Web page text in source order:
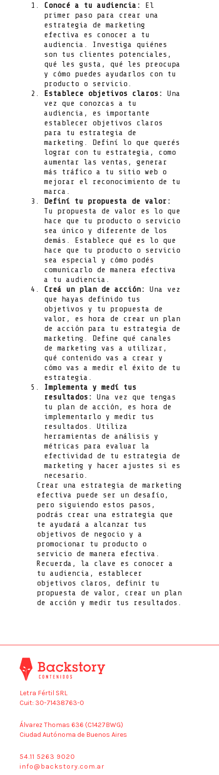
Conocé a tu audiencia:
El
primer paso para crear una
estrategia de marketing
efectiva es conocer a tu
audiencia. Investiga quiénes
son tus clientes potenciales,
qué les gusta, qué les preocupa
y cómo puedes ayudarlos con tu
producto o servicio.
Establece objetivos claros:
Una
vez que conozcas a tu
audiencia, es importante
establecer objetivos claros
para tu estrategia de
marketing. Definí lo que querés
lograr con tu estrategia, como
aumentar las ventas, generar
más tráfico a tu sitio web o
mejorar el reconocimiento de tu
marca.
Definí tu propuesta de valor:
Tu propuesta de valor es lo que
hace que tu producto o servicio
sea único y diferente de los
demás. Establece qué es lo que
hace que tu producto o servicio
sea especial y cómo podés
comunicarlo de manera efectiva
a tu audiencia.
Creá un plan de acción:
Una vez
que hayas definido tus
objetivos y tu propuesta de
valor, es hora de crear un plan
de acción para tu estrategia de
marketing. Define qué canales
de marketing vas a utilizar,
qué contenido vas a crear y
cómo vas a medir el éxito de tu
estrategia.
Implementa y medí tus
resultados:
Una vez que tengas
tu plan de acción, es hora de
implementarlo y medir tus
resultados. Utiliza
herramientas de análisis y
métricas para evaluar la
efectividad de tu estrategia de
marketing y hacer ajustes si es
necesario.
Crear una estrategia de marketing
efectiva puede ser un desafío,
pero siguiendo estos pasos,
podrás crear una estrategia que
te ayudará a alcanzar tus
objetivos de negocio y a
promocionar tu producto o
servicio de manera efectiva.
Recuerda, la clave es conocer a
tu audiencia, establecer
objetivos claros, definir tu
propuesta de valor, crear un plan
de acción y medir tus resultados.
Letra Fértil SRL
Cuit: 30-71438763-0
Álvarez Thomas 636 (C1427BWG)
Ciudad Autónoma de Buenos Aires
54.11 5263 9020
info@backstory.com.ar